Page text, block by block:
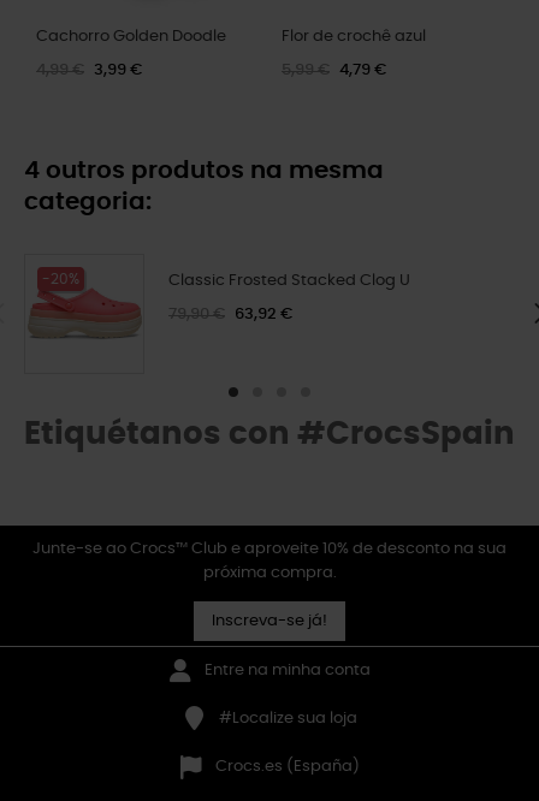
Cachorro Golden Doodle
4,99 € 3,99 €
Flor de crochê azul
5,99 € 4,79 €
4 outros produtos na mesma
categoria:
-20% Classic Frosted Stacked Clog U
79,90 € 63,92 €
Etiquétanos con #CrocsSpain
Junte-se ao Crocs™ Club e aproveite 10% de desconto na sua
próxima compra.
Inscreva-se já!
Entre na minha conta
#Localize sua loja
Crocs.es (España)